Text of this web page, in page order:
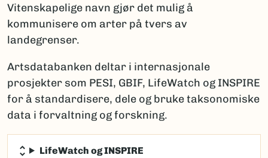
Vitenskapelige navn gjør det mulig å
kommunisere om arter på tvers av
landegrenser.
Artsdatabanken deltar i internasjonale
prosjekter som PESI, GBIF, LifeWatch og INSPIRE
for å standardisere, dele og bruke taksonomiske
data i forvaltning og forskning.
LifeWatch og INSPIRE